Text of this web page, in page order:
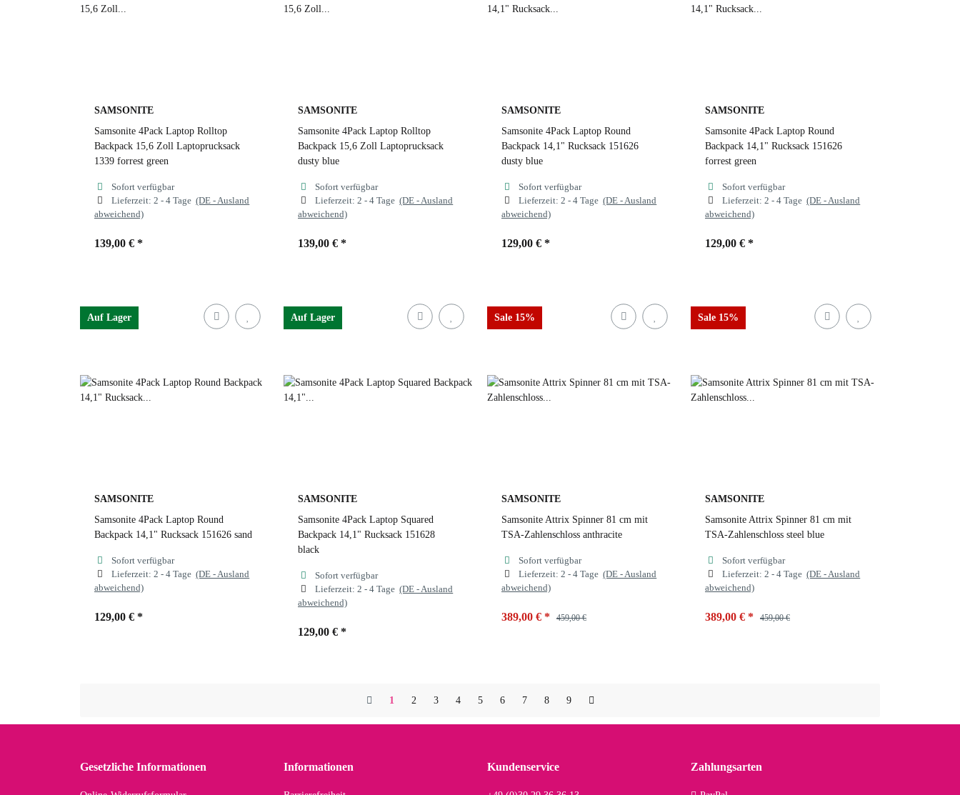
dusty blue 1339 forrest green 1339 forrest green 1339 forrest green
SAMSONITE
Samsonite 4Pack Laptop Rolltop
Backpack 15,6 Zoll Laptoprucksack
1339 forrest green
Sofort verfügbar
Lieferzeit:2 - 4 Tage(DE - Ausland
abweichend)
139,00 € *
1339 forrest green
SAMSONITE
Samsonite 4Pack Laptop Rolltop
Backpack 15,6 Zoll Laptoprucksack
dusty blue
Sofort verfügbar
Lieferzeit:2 - 4 Tage(DE - Ausland
abweichend)
139,00 € *
SAMSONITE
Samsonite 4Pack Laptop Round
Backpack 14,1" Rucksack 151626
dusty blue
Sofort verfügbar
Lieferzeit:2 - 4 Tage(DE - Ausland
abweichend)
129,00 € *
SAMSONITE
Samsonite 4Pack Laptop Round
Backpack 14,1" Rucksack 151626
forrest green
Sofort verfügbar
Lieferzeit:2 - 4 Tage(DE - Ausland
abweichend)
129,00 € *
Auf Lager
SAMSONITE
Samsonite 4Pack Laptop Round
Backpack 14,1" Rucksack 151626 sand
Sofort verfügbar
Lieferzeit:2 - 4 Tage(DE - Ausland
abweichend)
129,00 € *
Auf Lager
SAMSONITE
Samsonite 4Pack Laptop Squared
Backpack 14,1" Rucksack 151628
black
Sofort verfügbar
Lieferzeit:2 - 4 Tage(DE - Ausland
abweichend)
129,00 € *
Sale 15%
SAMSONITE
Samsonite Attrix Spinner 81 cm mit
TSA-Zahlenschloss anthracite
Sofort verfügbar
Lieferzeit:2 - 4 Tage(DE - Ausland
abweichend)
389,00 € * 459,00 €
Sale 15%
SAMSONITE
Samsonite Attrix Spinner 81 cm mit
TSA-Zahlenschloss steel blue
Sofort verfügbar
Lieferzeit:2 - 4 Tage(DE - Ausland
abweichend)
389,00 € * 459,00 €
1 2 3 4 5 6 7 8 9
Gesetzliche Informationen Informationen Kundenservice Zahlungsarten